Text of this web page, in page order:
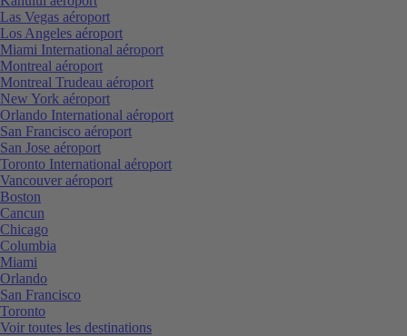
Las Vegas aéroport
Los Angeles aéroport
Miami International aéroport
Montreal aéroport
Montreal Trudeau aéroport
New York aéroport
Orlando International aéroport
San Francisco aéroport
San Jose aéroport
Toronto International aéroport
Vancouver aéroport
Boston
Cancun
Chicago
Columbia
Miami
Orlando
San Francisco
Toronto
Voir toutes les destinations